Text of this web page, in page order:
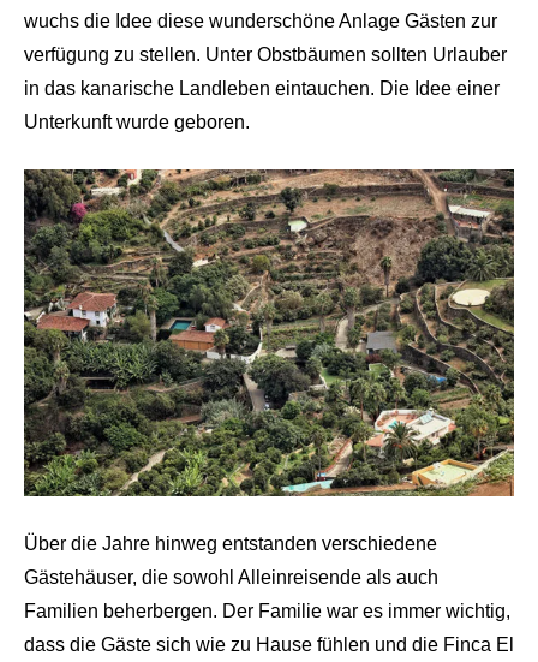
wuchs die Idee diese wunderschöne Anlage Gästen zur
verfügung zu stellen. Unter Obstbäumen sollten Urlauber
in das kanarische Landleben eintauchen. Die Idee einer
Unterkunft wurde geboren.
Über die Jahre hinweg entstanden verschiedene
Gästehäuser, die sowohl Alleinreisende als auch
Familien beherbergen. Der Familie war es immer wichtig,
dass die Gäste sich wie zu Hause fühlen und die Finca El